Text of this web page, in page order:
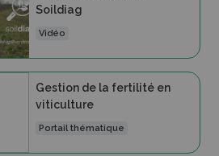
Soildiag
Vidéo
Gestion de la fertilité en
viticulture
Portail thématique